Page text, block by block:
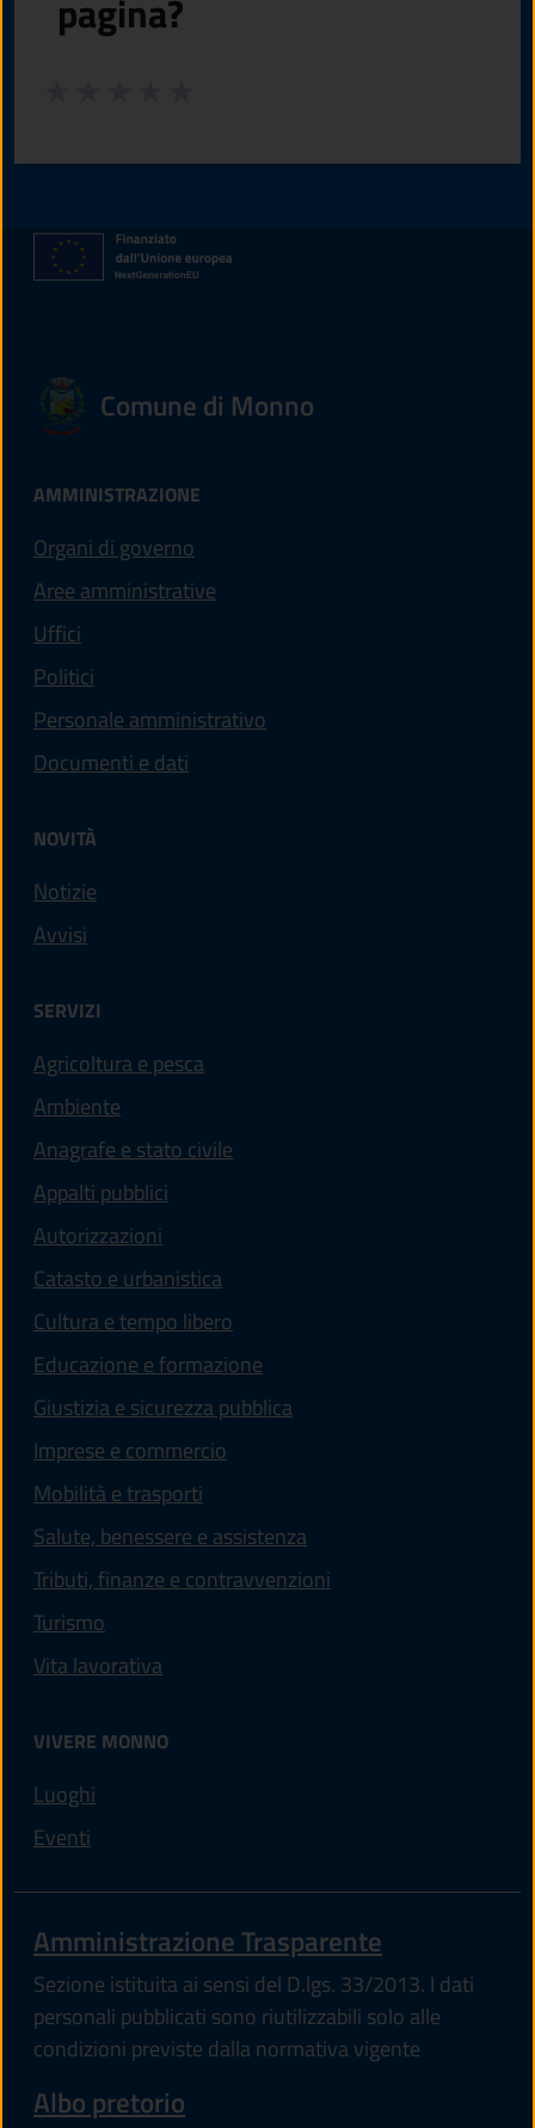
pagina?
Comune di Monno
AMMINISTRAZIONE
Organi di governo
Aree amministrative
Uffici
Politici
Personale amministrativo
Documenti e dati
NOVITÀ
Notizie
Avvisi
SERVIZI
Agricoltura e pesca
Ambiente
Anagrafe e stato civile
Appalti pubblici
Autorizzazioni
Catasto e urbanistica
Cultura e tempo libero
Educazione e formazione
Giustizia e sicurezza pubblica
Imprese e commercio
Mobilità e trasporti
Salute, benessere e assistenza
Tributi, finanze e contravvenzioni
Turismo
Vita lavorativa
VIVERE MONNO
Luoghi
Eventi
Amministrazione Trasparente
Sezione istituita ai sensi del D.lgs. 33/2013. I dati
personali pubblicati sono riutilizzabili solo alle
condizioni previste dalla normativa vigente
Albo pretorio